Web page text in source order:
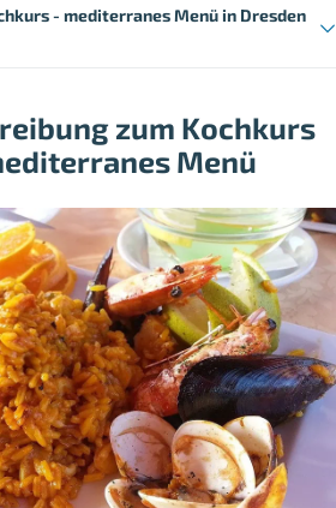
- mediterranes Menü in Dresden
zum Kochkurs
Menü